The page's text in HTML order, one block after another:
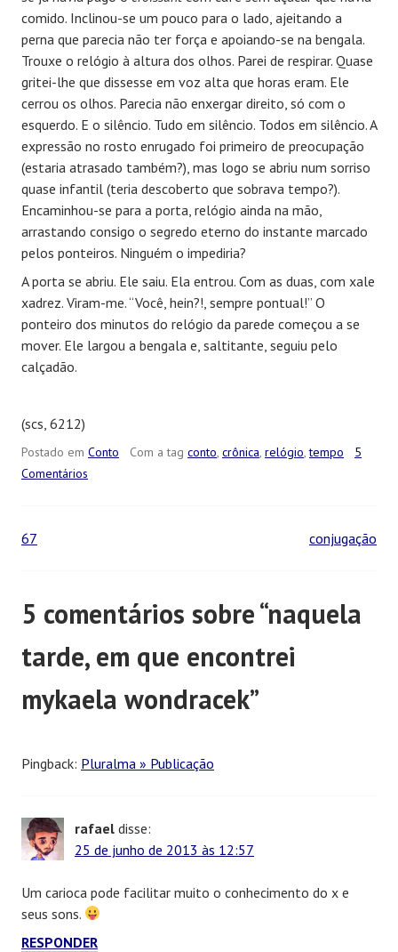
comido. Inclinou-se um pouco para o lado, ajeitando a
perna que parecia não ter força e apoiando-se na bengala.
Trouxe o relógio à altura dos olhos. Parei de respirar. Quase
gritei-lhe que dissesse em voz alta que horas eram. Ele
cerrou os olhos. Parecia não enxergar direito, só com o
esquerdo. E o silêncio. Tudo em silêncio. Todos em silêncio. A
expressão no rosto enrugado foi primeiro de preocupação
(estaria atrasado também?), mas logo se abriu num sorriso
quase infantil (teria descoberto que sobrava tempo?).
Encaminhou-se para a porta, relógio ainda na mão,
arrastando consigo o segredo eterno do instante marcado
pelos ponteiros. Ninguém o impediria?
A porta se abriu. Ele saiu. Ela entrou. Com as duas, com xale
xadrez. Viram-me. “Você, hein?!, sempre pontual!” O
ponteiro dos minutos do relógio da parede começou a se
mover. Ele largou a bengala e, saltitante, seguiu pelo
calçadão.
(scs, 6212)
Postado em Conto Com a tag conto, crônica, relógio,tempo
5
Comentários
Navegação
Posts
67 conjugação
5 comentários sobre “naquela
tarde, em que encontrei
mykaela wondracek”
Pingback: Pluralma » Publicação
rafael disse:
25 de junho de 2013 às 12:57
Um carioca pode facilitar muito o conhecimento do x e
seus sons.
RESPONDER